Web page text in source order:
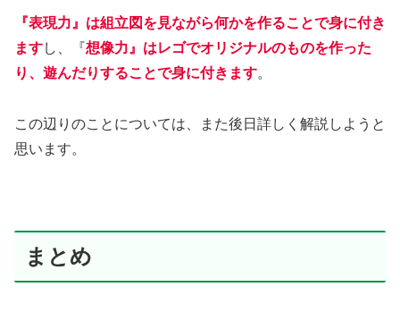
『表現力』は組立図を見ながら何かを作ることで身に付き
ますし、『想像力』はレゴでオリジナルのものを作った
り、遊んだりすることで身に付きます。
この辺りのことについては、また後日詳しく解説しようと
思います。
まとめ